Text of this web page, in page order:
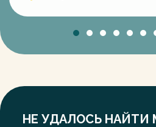
НЕ УДАЛОСЬ НАЙТИ